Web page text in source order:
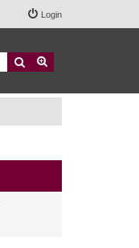
Login
Search